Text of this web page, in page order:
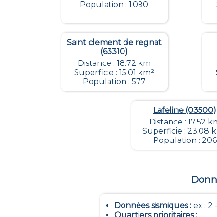
Population : 1 090
Saint clement de regnat
(63310)
Distance : 18.72 km
Superficie : 15.01 km²
Population : 577
Lafeline (03500)
Distance : 17.52
Superficie : 23.08
Population : 206
Données sismiques:ex : 2
Quartiers prioritaires: